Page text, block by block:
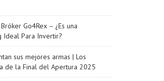
Go4Rex – ¿Es una
Ideal Para Invertir?
sus mejores armas | Los
de la Final del Apertura 2025